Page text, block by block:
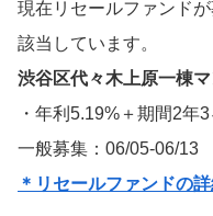
現在リセールファンド
該当しています。
渋谷区代々木上原一棟
・年利5.19%＋期間2年3
一般募集：06/05-06/13
＊リセールファンドの